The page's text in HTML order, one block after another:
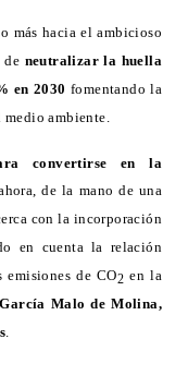
más hacia el ambicioso
de neutralizar la huella
en 2030 fomentando la
medio ambiente.
convertirse en la
de la mano de una
con la incorporación
en cuenta la relación
de CO2 en la
Malo de Molina,
.